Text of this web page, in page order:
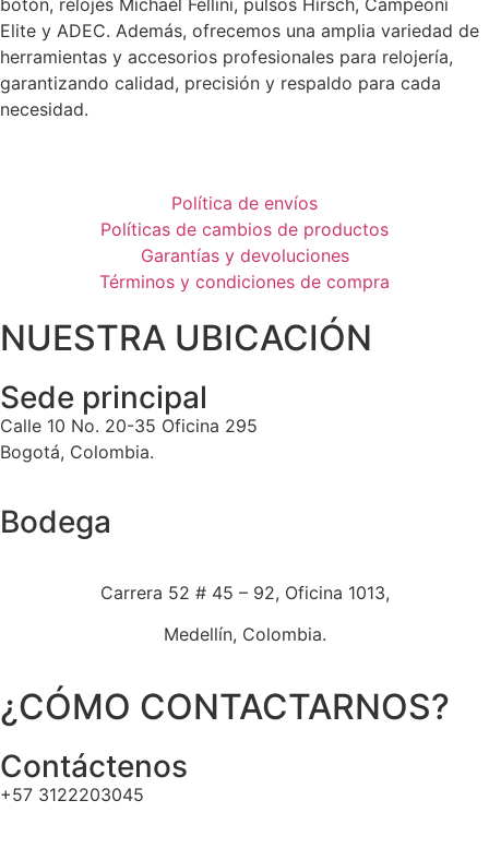
Elite y ADEC. Además, ofrecemos una amplia variedad de
herramientas y accesorios profesionales para relojería,
garantizando calidad, precisión y respaldo para cada
necesidad.
Política de envíos
Políticas de cambios de productos
Garantías y devoluciones
Términos y condiciones de compra
NUESTRA UBICACIÓN
Sede principal
Calle 10 No. 20-35 Oficina 295
Bogotá, Colombia.
Bodega
Carrera 52 # 45 – 92, Oficina 1013,
Medellín, Colombia.
¿CÓMO CONTACTARNOS?
Contáctenos
+57 3122203045